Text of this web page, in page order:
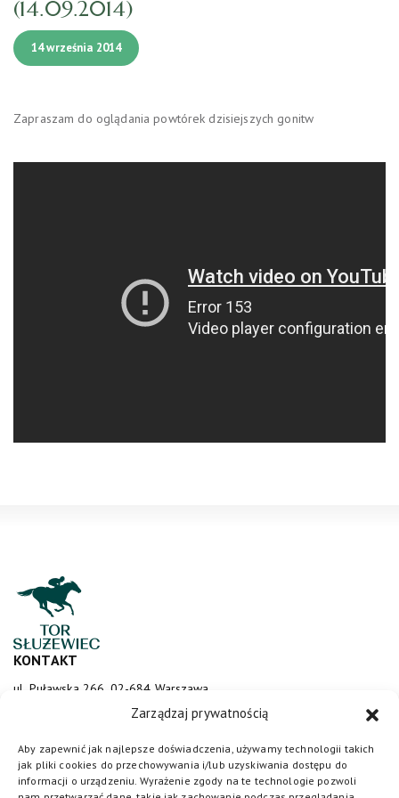
Zarządzaj prywatnością
Aby zapewnić jak najlepsze doświadczenia, używamy technologii takich
jak pliki cookies do przechowywania i/lub uzyskiwania dostępu do
informacji o urządzeniu. Wyrażenie zgody na te technologie pozwoli
(14.09.2014)
14 września 2014
Zapraszam do oglądania powtórek dzisiejszych gonitw
KONTAKT
ul. Puławska 266, 02-684 Warszawa
sluzewiec@totalizator.pl
KONTAKT DLA MEDIÓW
media@torsluzewiec.pl